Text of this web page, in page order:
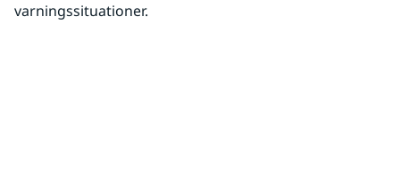
varningssituationer.